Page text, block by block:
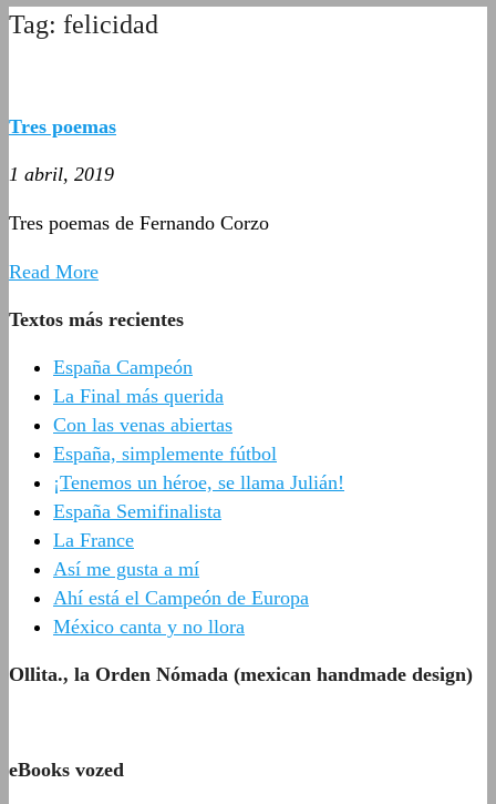
Tag: felicidad
Tres poemas
1 abril, 2019
Tres poemas de Fernando Corzo
Read More
Textos más recientes
España Campeón
La Final más querida
Con las venas abiertas
España, simplemente fútbol
¡Tenemos un héroe, se llama Julián!
España Semifinalista
La France
Así me gusta a mí
Ahí está el Campeón de Europa
México canta y no llora
Ollita., la Orden Nómada (mexican handmade design)
eBooks vozed